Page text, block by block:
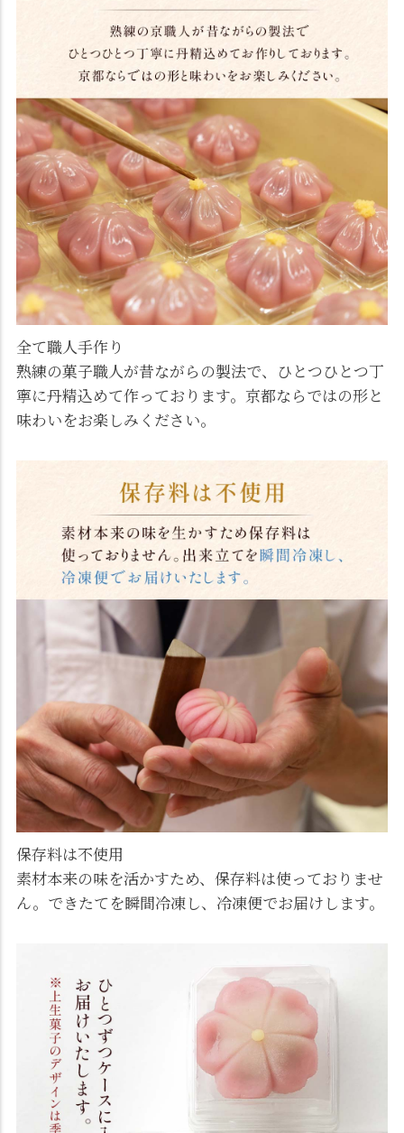
全て職人手作り
熟練の菓子職人が昔ながらの製法で、ひとつひとつ丁
寧に丹精込めて作っております。京都ならではの形と
味わいをお楽しみください。
保存料は不使用
素材本来の味を活かすため、保存料は使っておりませ
ん。できたてを瞬間冷凍し、冷凍便でお届けします。